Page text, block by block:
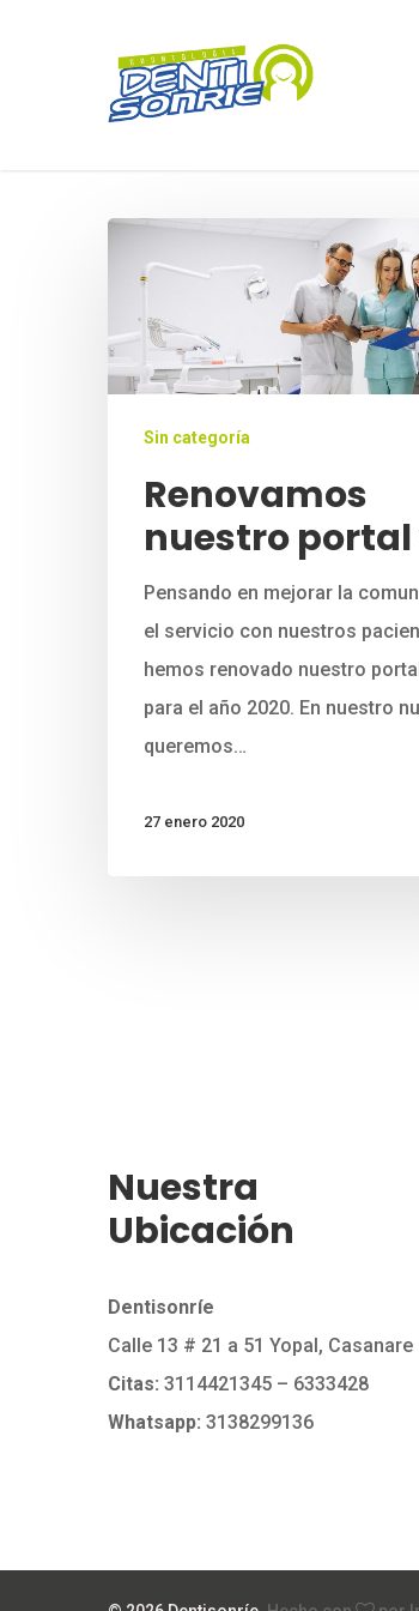
Hit enter to search or ESC
Sin categoría
Renovamos
nuestro portal
Pensando en mejorar la
el servicio con nuestros
hemos renovado nuestro
para el año 2020. En nuestro
queremos…
27 enero 2020
Nuestra
Ubicación
Dentisonríe
Calle 13 # 21 a 51 Yopal, Casanare
Citas: 3114421345 – 6333428
Whatsapp: 3138299136